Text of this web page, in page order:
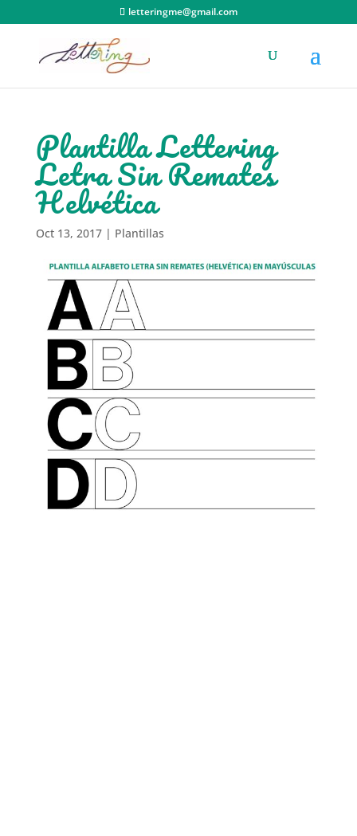
letteringme@gmail.com
Plantilla Lettering
Letra Sin Remates
Helvética
Oct 13, 2017| Plantillas